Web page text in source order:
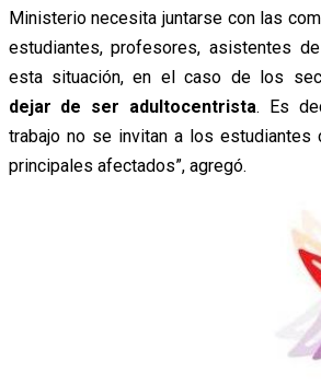
Ministerio necesita juntarse con las
estudiantes, profesores, asistentes
esta situación, en el caso de los
dejar de ser adultocentrista. Es
trabajo no se invitan a los estudiantes
principales afectados”, agregó.